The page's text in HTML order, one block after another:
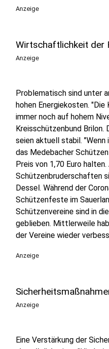
Anzeige
Wirtschaftlichkeit der
Anzeige
Problematisch sind unter
hohen Energiekosten.
immer noch auf hohem
Kreisschützenbund Brilon.
seien aktuell stabil.
das Medebacher
Preis von 1,70 Euro
Schützenbruderschaften
Dessel. Während der
Schützenfeste im
Schützenvereine sind in
geblieben. Mittlerweile
der Vereine wieder
Anzeige
Anzeige
Eine Verstärkung der